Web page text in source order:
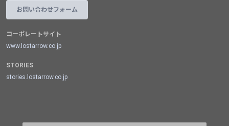
お問い合わせフォーム
コーポレートサイト
www.lostarrow.co.jp
STORIES
stories.lostarrow.co.jp